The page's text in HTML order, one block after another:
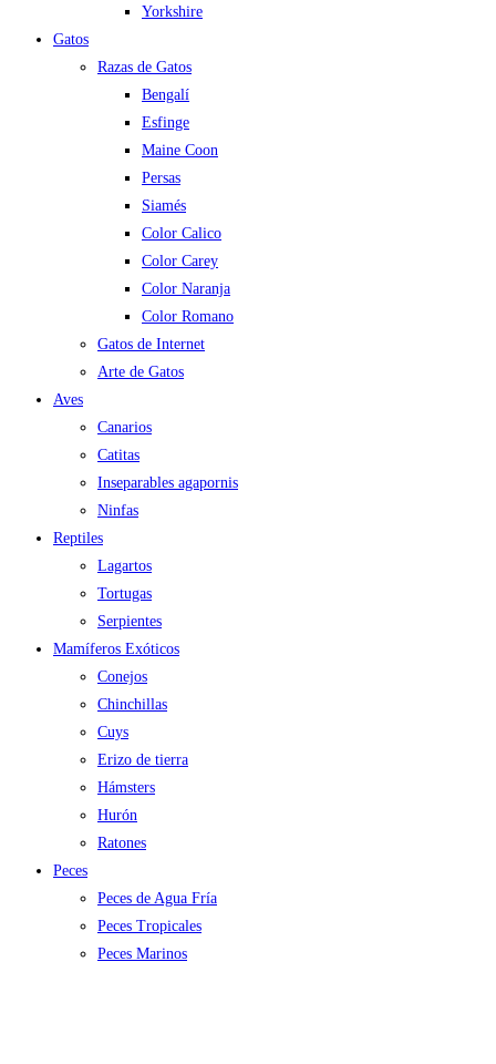
Yorkshire
Gatos
Razas de Gatos
Bengalí
Esfinge
Maine Coon
Persas
Siamés
Color Calico
Color Carey
Color Naranja
Color Romano
Gatos de Internet
Arte de Gatos
Aves
Canarios
Catitas
Inseparables agapornis
Ninfas
Reptiles
Lagartos
Tortugas
Serpientes
Mamíferos Exóticos
Conejos
Chinchillas
Cuys
Erizo de tierra
Hámsters
Hurón
Ratones
Peces
Peces de Agua Fría
Peces Tropicales
Peces Marinos